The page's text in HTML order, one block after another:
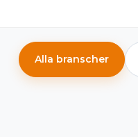
Alla branscher